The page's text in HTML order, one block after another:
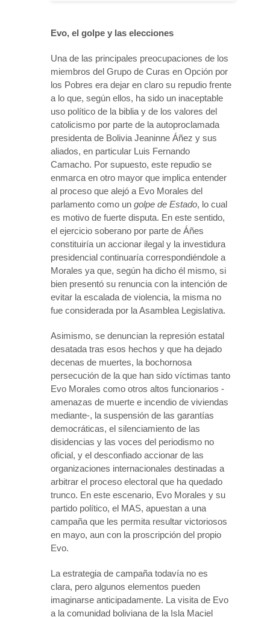
Evo, el golpe y las elecciones
Una de las principales preocupaciones de los
miembros del Grupo de Curas en Opción por
los Pobres era dejar en claro su repudio frente
a lo que, según ellos, ha sido un inaceptable
uso político de la biblia y de los valores del
catolicismo por parte de la autoproclamada
presidenta de Bolivia Jeaninne Áñez y sus
aliados, en particular Luis Fernando
Camacho. Por supuesto, este repudio se
enmarca en otro mayor que implica entender
al proceso que alejó a Evo Morales del
parlamento como un golpe de Estado, lo cual
es motivo de fuerte disputa. En este sentido,
el ejercicio soberano por parte de Áñes
constituiría un accionar ilegal y la investidura
presidencial continuaría correspondiéndole a
Morales ya que, según ha dicho él mismo, si
bien presentó su renuncia con la intención de
evitar la escalada de violencia, la misma no
fue considerada por la Asamblea Legislativa.
Asimismo, se denuncian la represión estatal
desatada tras esos hechos y que ha dejado
decenas de muertes, la bochornosa
persecución de la que han sido víctimas tanto
Evo Morales como otros altos funcionarios -
amenazas de muerte e incendio de viviendas
mediante-, la suspensión de las garantías
democráticas, el silenciamiento de las
disidencias y las voces del periodismo no
oficial, y el desconfiado accionar de las
organizaciones internacionales destinadas a
arbitrar el proceso electoral que ha quedado
trunco. En este escenario, Evo Morales y su
partido político, el MAS, apuestan a una
campaña que les permita resultar victoriosos
en mayo, aun con la proscripción del propio
Evo.
La estrategia de campaña todavía no es
clara, pero algunos elementos pueden
imaginarse anticipadamente. La visita de Evo
a la comunidad boliviana de la Isla Maciel